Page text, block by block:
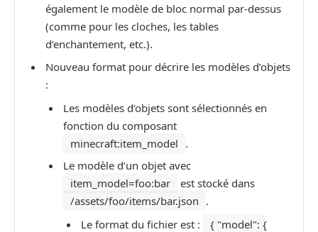
également le modèle de bloc normal par-dessus
(comme pour les cloches, les tables
d’enchantement, etc.).
Nouveau format pour décrire les modèles d’objets
:
Les modèles d’objets sont sélectionnés en
fonction du composant
minecraft:item_model .
Le modèle d’un objet avec
item_model=foo:bar
est stocké dans
/assets/foo/items/bar.json .
Le format du fichier est :
{ "model": {